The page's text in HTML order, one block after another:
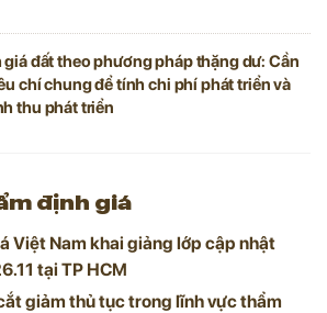
đất theo phương pháp thặng dư: Cần
chí chung để tính chi phí phát triển và
thu phát triển
định giá
Việt Nam khai giảng lớp cập nhật
tại TP HCM
giảm thủ tục trong lĩnh vực thẩm